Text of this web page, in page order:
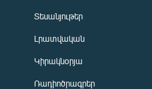
Տեսանյութեր
Լրատվական
Կիրակնօրյա
Ռադիոծրագրեր